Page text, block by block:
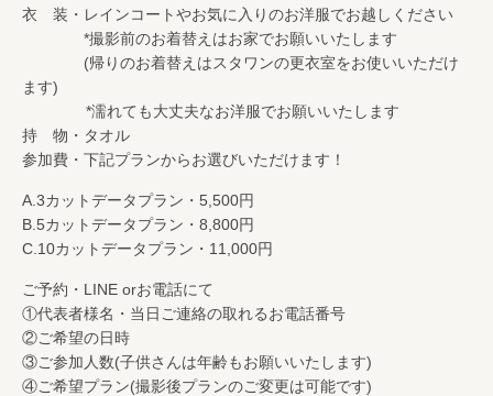
衣 装・レインコートやお気に入りのお洋服でお越しください
*撮影前のお着替えはお家でお願いいたします
(帰りのお着替えはスタワンの更衣室をお使いいただけ
ます)
*濡れても大丈夫なお洋服でお願いいたします
持 物・タオル
参加費・下記プランからお選びいただけます！
A.3カットデータプラン・5,500円
B.5カットデータプラン・8,800円
C.10カットデータプラン・11,000円
ご予約・LINE orお電話にて
①代表者様名・当日ご連絡の取れるお電話番号
②ご希望の日時
③ご参加人数(子供さんは年齢もお願いいたします)
④ご希望プラン(撮影後プランのご変更は可能です)